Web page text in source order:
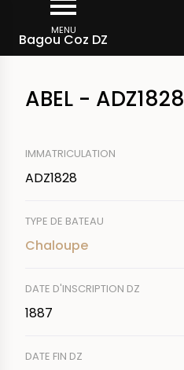
contenu
MENU
Bagou Coz DZ
d'Ariane
Rechercher un bateau
ABEL - ADZ1828
IMMATRICULATION
ADZ1828
TYPE DE BATEAU
Chaloupe
DATE D'INSCRIPTION DZ
1887
DATE FIN DZ